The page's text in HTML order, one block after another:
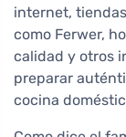
internet,
como Ferwer,
calidad y otros
preparar
cocina